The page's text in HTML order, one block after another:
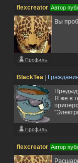
flexcreator Автор
Вы
BlackTea
Я же в
flexcreator Автор